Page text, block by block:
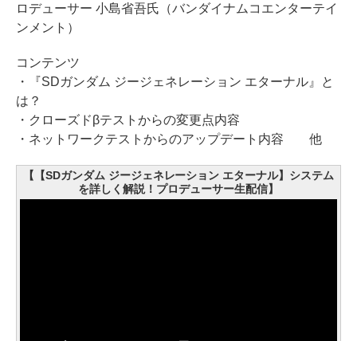
ロデューサー 小島省吾氏（バンダイナムコエンターテイ
ンメント）
コンテンツ
・『SDガンダム ジージェネレーション エターナル』と
は？
・クローズドβテストからの変更点内容
・ネットワークテストからのアップデート内容 他
【【SDガンダム ジージェネレーション エターナル】システム
を詳しく解説！プロデューサー生配信】